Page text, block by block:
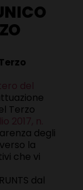
del
Terzo
2017, n.
degli
la
che vi
dal